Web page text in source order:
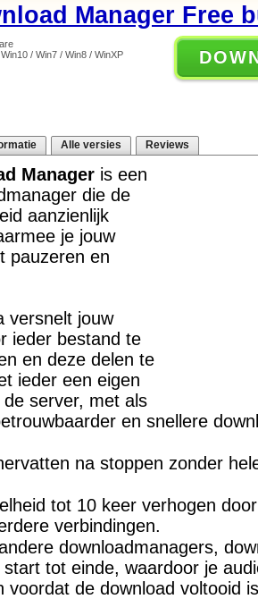
Manager Free
/ Win7 / Win8 / WinXP
Alle versies Reviews
Manager is een
die de
aanzienlijk
je jouw
pauzeren en
versnelt jouw
ieder bestand te
en deze delen te
ieder een eigen
server, met als
en snellere
na stoppen zonder
tot 10 keer verhogen
verbindingen.
downloadmanagers,
start tot einde, waardoor je
voordat de download voltooid